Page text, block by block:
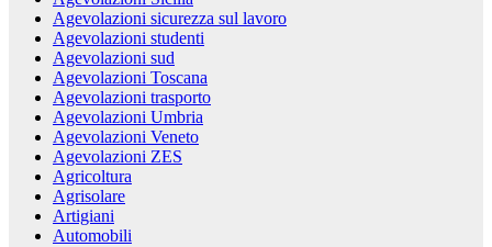
Agevolazioni sicurezza sul lavoro
Agevolazioni studenti
Agevolazioni sud
Agevolazioni Toscana
Agevolazioni trasporto
Agevolazioni Umbria
Agevolazioni Veneto
Agevolazioni ZES
Agricoltura
Agrisolare
Artigiani
Automobili